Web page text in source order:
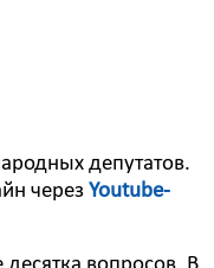
депутатов.
через Youtube-